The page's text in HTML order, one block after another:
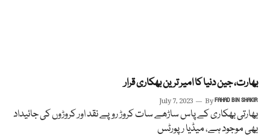
بھارت، جین دنیا کا امیر ترین بھکاری قرار
July 7, 2023 ByFAHAD BIN SHAKIR
بھارتی بھکاری کے پاس ساڑھے سات کروڑ روپے نقد اور کروڑوں کی جائیداد
بھی موجود ہے، میڈیا رپورٹس